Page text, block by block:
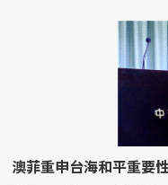
澳菲重申台海和平重要